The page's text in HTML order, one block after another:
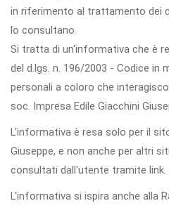
in riferimento al trattamento dei
lo consultano.
Si tratta di un'informativa che è
del d.lgs. n. 196/2003 - Codice in
personali a coloro che
soc. Impresa Edile Giacchini
L'informativa è resa solo per il
Giuseppe, e non anche per altri
consultati dall'utente tramite link.
L'informativa si ispira anche alla